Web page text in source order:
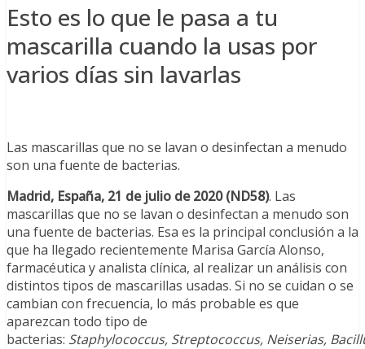
Esto es lo que le pasa a tu
mascarilla cuando la usas por
varios días sin lavarlas
Las mascarillas que no se lavan o desinfectan a menudo
son una fuente de bacterias.
Madrid, España, 21 de julio de 2020 (ND58). Las
mascarillas que no se lavan o desinfectan a menudo son
una fuente de bacterias. Esa es la principal conclusión a la
que ha llegado recientemente Marisa García Alonso,
farmacéutica y analista clínica, al realizar un análisis con
distintos tipos de mascarillas usadas. Si no se cuidan o se
cambian con frecuencia, lo más probable es que
aparezcan todo tipo de
bacterias: Staphylococcus, Streptococcus, Neiserias,